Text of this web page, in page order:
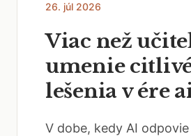
26. júl 2026
Viac než
umenie
lešenia v ére
V dobe, kedy AI